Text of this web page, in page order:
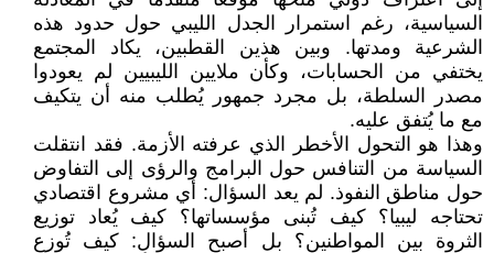
السياسية، رغم استمرار الجدل الليبي حول حدود هذه
الشرعية ومدتها. وبين هذين القطبين، يكاد المجتمع
يختفي من الحسابات، وكأن ملايين الليبيين لم يعودوا
مصدر السلطة، بل مجرد جمهور يُطلب منه أن يتكيف
مع ما يُتفق عليه.
وهذا هو التحول الأخطر الذي عرفته الأزمة. فقد انتقلت
السياسة من التنافس حول البرامج والرؤى إلى التفاوض
حول مناطق النفوذ. لم يعد السؤال: أي مشروع اقتصادي
تحتاجه ليبيا؟ كيف تُبنى مؤسساتها؟ كيف يُعاد توزيع
الثروة بين المواطنين؟ بل أصبح السؤال: كيف تُوزع